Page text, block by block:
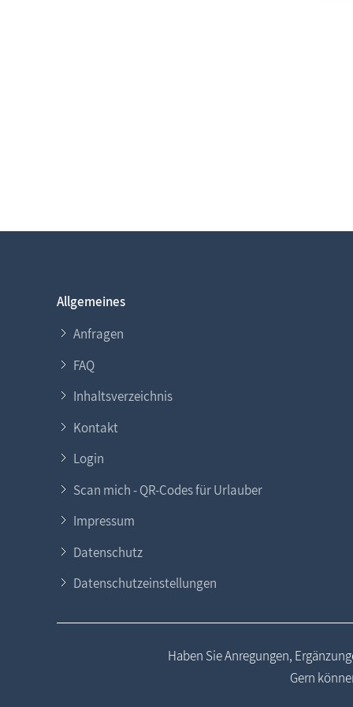
Allgemeines
Anfragen
FAQ
Inhaltsverzeichnis
Kontakt
Login
Scan mich - QR-Codes für Urlauber
Impressum
Datenschutz
Datenschutzeinstellungen
Haben Sie Anregungen,
Gern